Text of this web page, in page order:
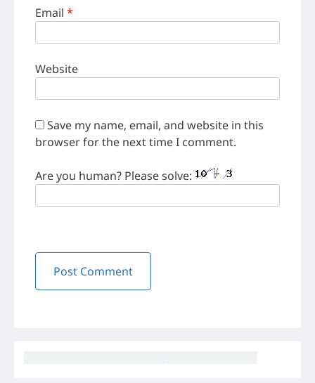
Email *
Website
Save my name, email, and website in this
browser for the next time I comment.
Are you human? Please solve: